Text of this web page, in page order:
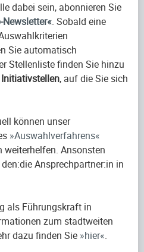
dabei sein, abonnieren Sie
Newsletter . Sobald eine
Sie automatisch
Stellenliste finden Sie hinzu
Initiativstellen, auf die Sie sich
können unser
Auswahlverfahrens
weiterhelfen. Ansonsten
Ansprechpartner:in in
als Führungskraft in
zum stadtweiten
dazu finden Sie hier .